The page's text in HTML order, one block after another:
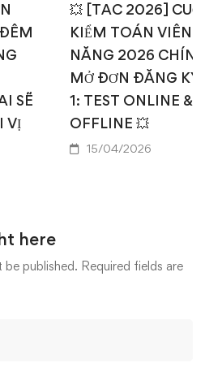
SẼ
VỊ
💥 [TAC 2026]
KIỂM TOÁN VIÊN
NĂNG 2026
MỞ ĐƠN ĐĂNG KÝ
1: TEST ONLINE &
OFFLINE 💥
15/04/2026
here
be published. Required fields are